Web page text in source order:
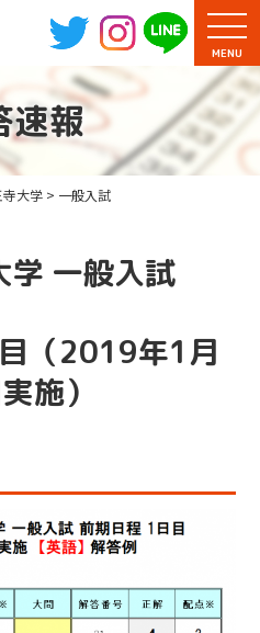
MENU
速報
寺大学 > 一般入試
学 一般入試
（2019年1月
施）